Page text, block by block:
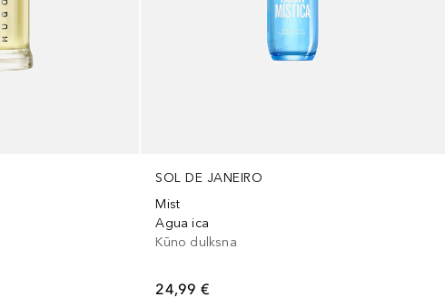
SOL DE JANEIRO
Mist
Agua ica
Kūno dulksna
24,99 €